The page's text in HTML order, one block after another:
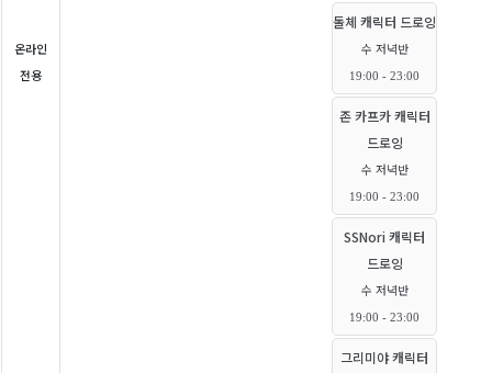
온라인
전용
돌체 캐릭터 드로잉
수 저녁반
19:00 - 23:00
존 카프카 캐릭터
드로잉
수 저녁반
19:00 - 23:00
SSNori 캐릭터
드로잉
수 저녁반
19:00 - 23:00
그리미야 캐릭터